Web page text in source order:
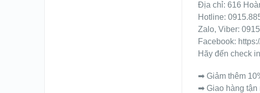
Địa chỉ: 616
Hotline:
Zalo, Viber:
Facebook:
Hãy đến check
➡ Giảm thêm
➡ Giao hàng tận